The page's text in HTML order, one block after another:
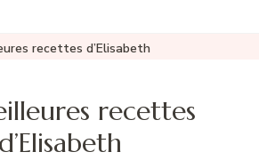
recettes d’Elisabeth
recettes
d’Elisabeth